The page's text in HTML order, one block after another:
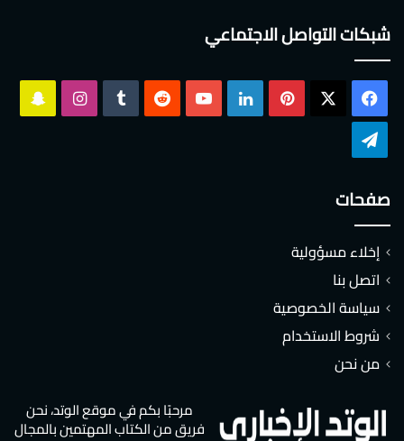
شبكات التواصل الاجتماعي
فيسبوك بينتيريست لينكدإن ‫YouTube انستقرام
صفحات
إخلاء مسؤولية
اتصل بنا
سياسة الخصوصية
شروط الاستخدام
من نحن
مرحبًا بكم في موقع الوتد، نحن
فريق من الكتاب المهتمين بالمجال